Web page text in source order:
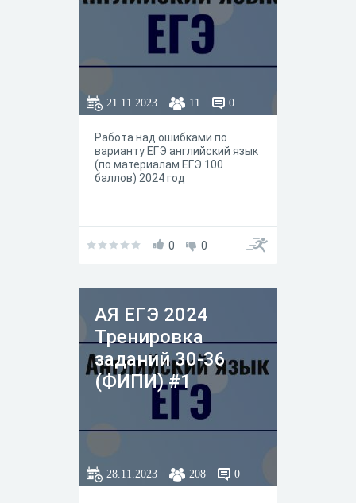
21.11.2023 11 0
Работа над ошибками по
варианту ЕГЭ английский язык
(по материалам ЕГЭ 100
баллов) 2024 год
0 0
АЯ ЕГЭ 2024
Тренировка
заданий 30-36
(ФИПИ) #1
28.11.2023 208 0